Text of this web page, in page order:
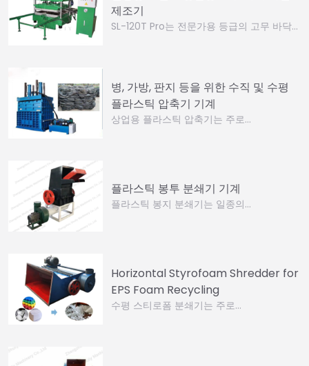
제조기
SL-120T Pro는 전문가용 등급의 고무 바닥…
병, 가방, 판지 등을 위한 수직 및 수평
플라스틱 압축기 기계
상업용 플라스틱 압축기는 주로…
플라스틱 봉투 분쇄기 기계
플라스틱 봉지 분쇄기는 일종의…
Horizontal Styrofoam Shredder for
EPS Foam Recycling
수평 스티로폼 분쇄기는 주로…